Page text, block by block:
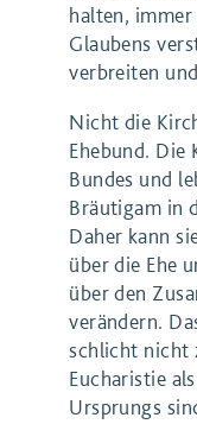
halten, immer
Glaubens
verbreiten
Nicht die
Ehebund. Die
Bundes und
Bräutigam in
Daher kann
über die Ehe
über den
verändern.
schlicht nicht
Eucharistie
Ursprungs